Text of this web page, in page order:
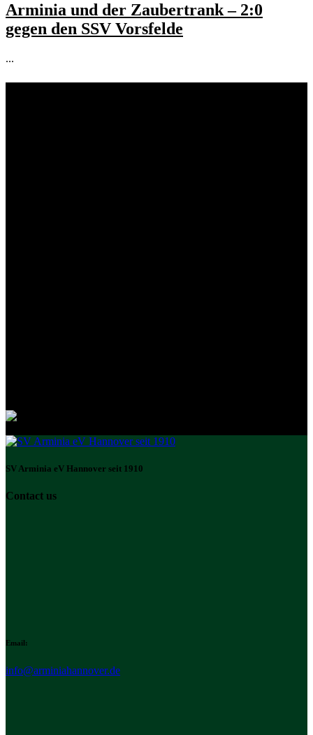
Arminia und der Zaubertrank – 2:0
gegen den SSV Vorsfelde
...
SV Arminia eV Hannover seit 1910
Contact us
Email:
info@arminiahannover.de